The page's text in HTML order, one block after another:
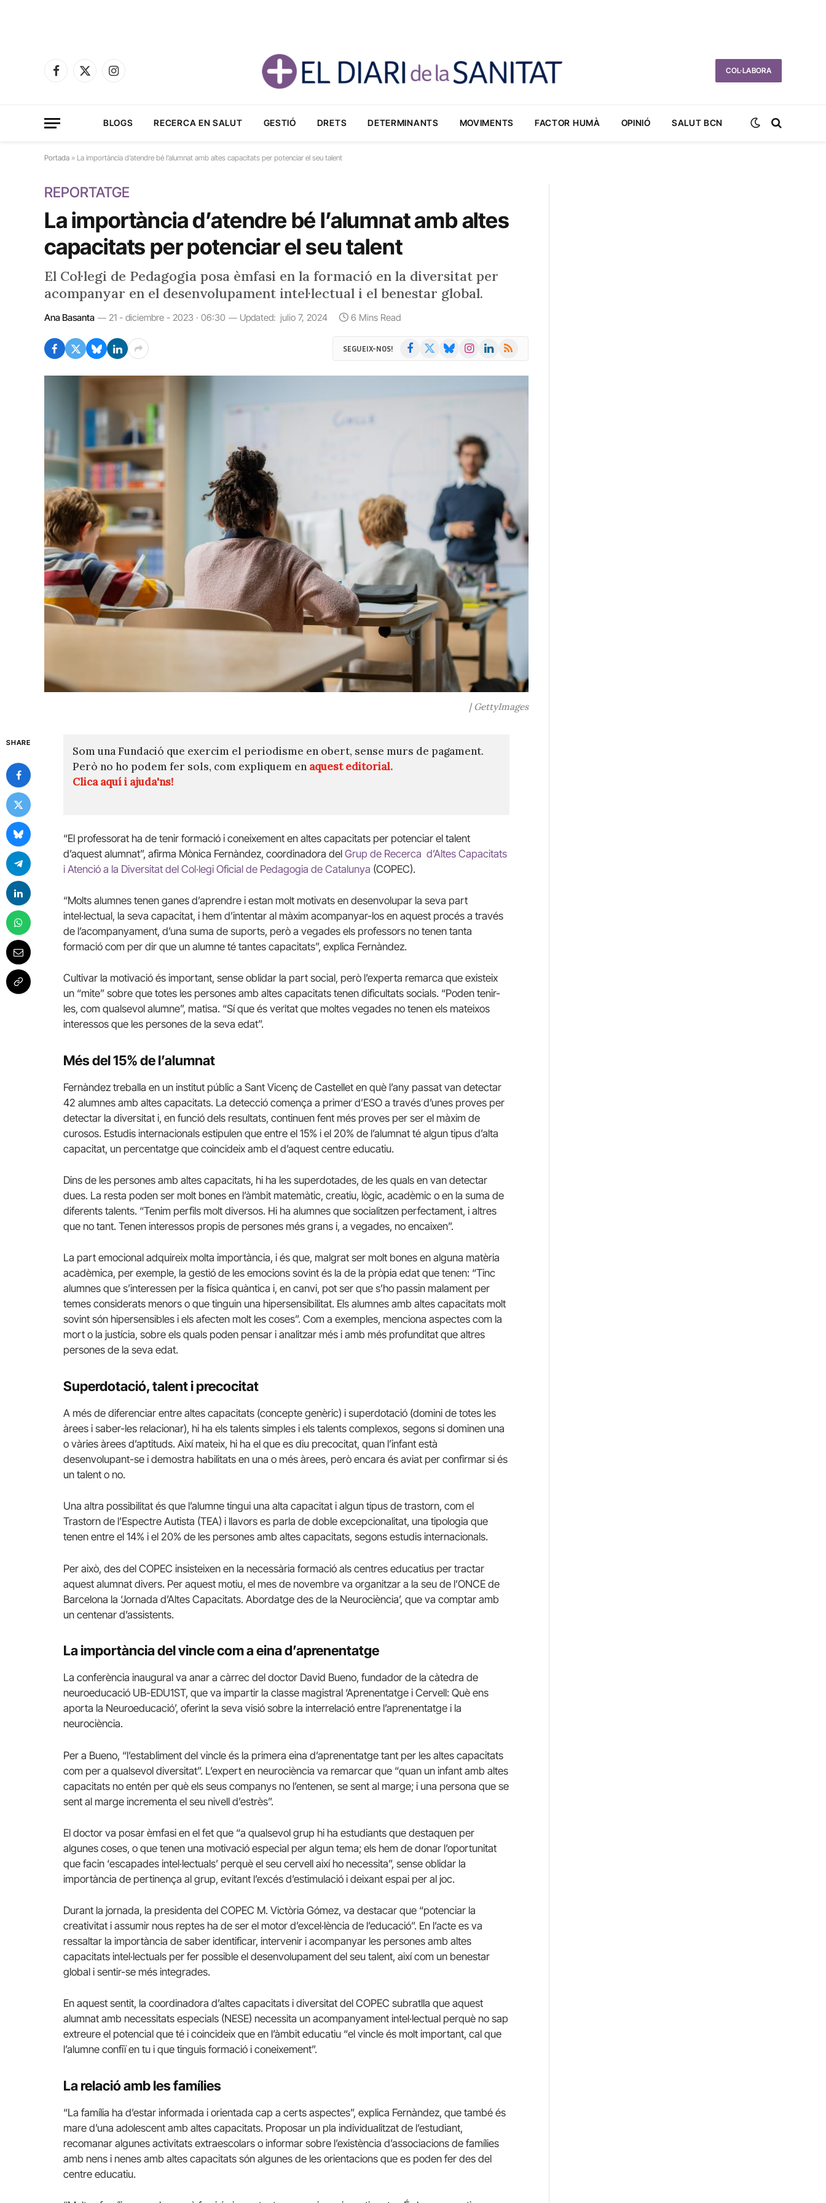
Facebook
X
Instagram
COL·LABORA
BLOGS RECERCA EN SALUT GESTIÓ DRETS DETERMINANTS MOVIMENTS FACTOR HUMÀ OPINIÓ SALUT BCN
Portada » La importància d’atendre bé l’alumnat amb altes capacitats per potenciar el seu talent
REPORTATGE
La importància d’atendre bé l’alumnat amb altes
capacitats per potenciar el seu talent
El Col·legi de Pedagogia posa èmfasi en la formació en la diversitat per
acompanyar en el desenvolupament intel·lectual i el benestar global.
Ana Basanta 21 - diciembre - 2023 · 06:30 Updated: julio 7, 2024 6 Mins Read
SEGUEIX-NOS! Facebook BlueskyInstagramLinkedIn
RSS
| GettyImages
SHARE
Som una Fundació que exercim el periodisme en obert, sense murs de pagament.
Però no ho podem fer sols, com expliquem en aquest editorial.
Clica aquí i ajuda'ns!
“El professorat ha de tenir formació i coneixement en altes capacitats per potenciar el talent
d’aquest alumnat”, afirma Mònica Fernàndez, coordinadora del Grup de Recerca d’Altes Capacitats
i Atenció a la Diversitat del Col·legi Oficial de Pedagogia de Catalunya (COPEC).
“Molts alumnes tenen ganes d’aprendre i estan molt motivats en desenvolupar la seva part
intel·lectual, la seva capacitat, i hem d’intentar al màxim acompanyar-los en aquest procés a través
de l’acompanyament, d’una suma de suports, però a vegades els professors no tenen tanta
formació com per dir que un alumne té tantes capacitats”, explica Fernàndez.
Cultivar la motivació és important, sense oblidar la part social, però l’experta remarca que existeix
un “mite” sobre que totes les persones amb altes capacitats tenen dificultats socials. “Poden tenir-
les, com qualsevol alumne”, matisa. “Sí que és veritat que moltes vegades no tenen els mateixos
interessos que les persones de la seva edat”.
Més del 15% de l’alumnat
Fernàndez treballa en un institut públic a Sant Vicenç de Castellet en què l’any passat van detectar
42 alumnes amb altes capacitats. La detecció comença a primer d’ESO a través d’unes proves per
detectar la diversitat i, en funció dels resultats, continuen fent més proves per ser el màxim de
curosos. Estudis internacionals estipulen que entre el 15% i el 20% de l’alumnat té algun tipus d’alta
capacitat, un percentatge que coincideix amb el d’aquest centre educatiu.
Dins de les persones amb altes capacitats, hi ha les superdotades, de les quals en van detectar
dues. La resta poden ser molt bones en l’àmbit matemàtic, creatiu, lògic, acadèmic o en la suma de
diferents talents. “Tenim perfils molt diversos. Hi ha alumnes que socialitzen perfectament, i altres
que no tant. Tenen interessos propis de persones més grans i, a vegades, no encaixen”.
La part emocional adquireix molta importància, i és que, malgrat ser molt bones en alguna matèria
acadèmica, per exemple, la gestió de les emocions sovint és la de la pròpia edat que tenen: “Tinc
alumnes que s’interessen per la física quàntica i, en canvi, pot ser que s’ho passin malament per
temes considerats menors o que tinguin una hipersensibilitat. Els alumnes amb altes capacitats molt
sovint són hipersensibles i els afecten molt les coses”. Com a exemples, menciona aspectes com la
mort o la justícia, sobre els quals poden pensar i analitzar més i amb més profunditat que altres
persones de la seva edat.
Superdotació, talent i precocitat
A més de diferenciar entre altes capacitats (concepte genèric) i superdotació (domini de totes les
àrees i saber-les relacionar), hi ha els talents simples i els talents complexos, segons si dominen una
o vàries àrees d’aptituds. Així mateix, hi ha el que es diu precocitat, quan l’infant està
desenvolupant-se i demostra habilitats en una o més àrees, però encara és aviat per confirmar si és
un talent o no.
Una altra possibilitat és que l’alumne tingui una alta capacitat i algun tipus de trastorn, com el
Trastorn de l’Espectre Autista (TEA) i llavors es parla de doble excepcionalitat, una tipologia que
tenen entre el 14% i el 20% de les persones amb altes capacitats, segons estudis internacionals.
Per això, des del COPEC insisteixen en la necessària formació als centres educatius per tractar
aquest alumnat divers. Per aquest motiu, el mes de novembre va organitzar a la seu de l’ONCE de
Barcelona la ‘Jornada d’Altes Capacitats. Abordatge des de la Neurociència’, que va comptar amb
un centenar d’assistents.
La importància del vincle com a eina d’aprenentatge
La conferència inaugural va anar a càrrec del doctor David Bueno, fundador de la càtedra de
neuroeducació UB-EDU1ST, que va impartir la classe magistral ‘Aprenentatge i Cervell: Què ens
aporta la Neuroeducació’, oferint la seva visió sobre la interrelació entre l’aprenentatge i la
neurociència.
Per a Bueno, “l’establiment del vincle és la primera eina d’aprenentatge tant per les altes capacitats
com per a qualsevol diversitat”. L’expert en neurociència va remarcar que “quan un infant amb altes
capacitats no entén per què els seus companys no l’entenen, se sent al marge; i una persona que se
sent al marge incrementa el seu nivell d’estrès”.
El doctor va posar èmfasi en el fet que “a qualsevol grup hi ha estudiants que destaquen per
algunes coses, o que tenen una motivació especial per algun tema; els hem de donar l’oportunitat
que facin ‘escapades intel·lectuals’ perquè el seu cervell així ho necessita”, sense oblidar la
importància de pertinença al grup, evitant l’excés d’estimulació i deixant espai per al joc.
Durant la jornada, la presidenta del COPEC M. Victòria Gómez, va destacar que “potenciar la
creativitat i assumir nous reptes ha de ser el motor d’excel·lència de l’educació”. En l’acte es va
ressaltar la importància de saber identificar, intervenir i acompanyar les persones amb altes
capacitats intel·lectuals per fer possible el desenvolupament del seu talent, així com un benestar
global i sentir-se més integrades.
En aquest sentit, la coordinadora d’altes capacitats i diversitat del COPEC subratlla que aquest
alumnat amb necessitats especials (NESE) necessita un acompanyament intel·lectual perquè no sap
extreure el potencial que té i coincideix que en l’àmbit educatiu “el vincle és molt important, cal que
l’alumne confiï en tu i que tinguis formació i coneixement”.
La relació amb les famílies
“La família ha d’estar informada i orientada cap a certs aspectes”, explica Fernàndez, que també és
mare d’una adolescent amb altes capacitats. Proposar un pla individualitzat de l’estudiant,
recomanar algunes activitats extraescolars o informar sobre l’existència d’associacions de famílies
amb nens i nenes amb altes capacitats són algunes de les orientacions que es poden fer des del
centre educatiu.